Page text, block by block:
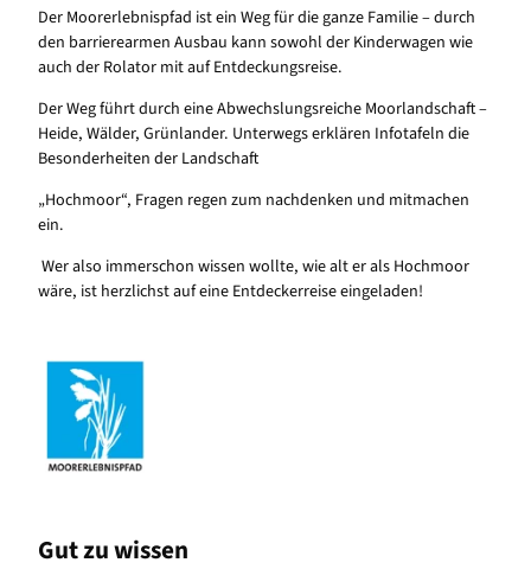
Der Moorerlebnispfad ist ein Weg für die ganze Familie – durch
den barrierearmen Ausbau kann sowohl der Kinderwagen wie
auch der Rolator mit auf Entdeckungsreise.
Der Weg führt durch eine Abwechslungsreiche Moorlandschaft –
Heide, Wälder, Grünlander. Unterwegs erklären Infotafeln die
Besonderheiten der Landschaft
„Hochmoor“, Fragen regen zum nachdenken und mitmachen
ein.
Wer also immerschon wissen wollte, wie alt er als Hochmoor
wäre, ist herzlichst auf eine Entdeckerreise eingeladen!
Gut zu wissen